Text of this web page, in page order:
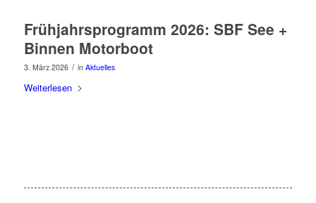
Frühjahrsprogramm 2026: SBF See +
Binnen Motorboot
3. März 2026 / in Aktuelles
Weiterlesen